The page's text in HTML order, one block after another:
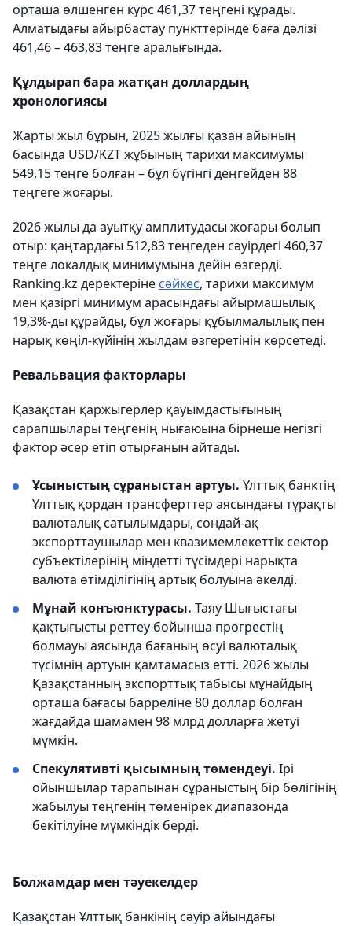
орташа өлшенген курс 461,37 теңгені құрады.
Алматыдағы айырбастау пункттерінде баға дәлізі
461,46 – 463,83 теңге аралығында.
Құлдырап бара жатқан доллардың
хронологиясы
Жарты жыл бұрын, 2025 жылғы қазан айының
басында USD/KZT жұбының тарихи максимумы
549,15 теңге болған – бұл бүгінгі деңгейден 88
теңгеге жоғары.
2026 жылы да ауытқу амплитудасы жоғары болып
отыр: қаңтардағы 512,83 теңгеден сәуірдегі 460,37
теңге локалдық минимумына дейін өзгерді.
Ranking.kz деректеріне сәйкес, тарихи максимум
мен қазіргі минимум арасындағы айырмашылық
19,3%-ды құрайды, бұл жоғары құбылмалылық пен
нарық көңіл-күйінің жылдам өзгеретінін көрсетеді.
Ревальвация факторлары
Қазақстан қаржыгерлер қауымдастығының
сарапшылары теңгенің нығаюына бірнеше негізгі
фактор әсер етіп отырғанын айтады.
Ұсыныстың сұраныстан артуы. Ұлттық банктің
Ұлттық қордан трансферттер аясындағы тұрақты
валюталық сатылымдары, сондай-ақ
экспорттаушылар мен квазимемлекеттік сектор
субъектілерінің міндетті түсімдері нарықта
валюта өтімділігінің артық болуына әкелді.
Мұнай конъюнктурасы. Таяу Шығыстағы
қақтығысты реттеу бойынша прогрестің
болмауы аясында бағаның өсуі валюталық
түсімнің артуын қамтамасыз етті. 2026 жылы
Қазақстанның экспорттық табысы мұнайдың
орташа бағасы барреліне 80 доллар болған
жағдайда шамамен 98 млрд долларға жетуі
мүмкін.
Спекулятивті қысымның төмендеуі. Ірі
ойыншылар тарапынан сұраныстың бір бөлігінің
жабылуы теңгенің төменірек диапазонда
бекітілуіне мүмкіндік берді.
Болжамдар мен тәуекелдер
Қазақстан Ұлттық банкінің сәуір айындағы